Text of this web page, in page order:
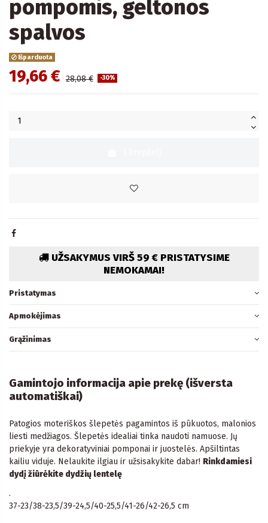
pompomis, geltonos
spalvos
Išparduota
19,66 € 28,08 € -30%
UŽSAKYMUS VIRŠ 59 € PRISTATYSIME
NEMOKAMAI!
Pristatymas
Apmokėjimas
Grąžinimas
Gamintojo informacija apie prekę (išversta
automatiškai)
Patogios moteriškos šlepetės pagamintos iš pūkuotos, malonios
liesti medžiagos. Šlepetės idealiai tinka naudoti namuose. Jų
priekyje yra dekoratyviniai pomponai ir juostelės. Apšiltintas
kailiu viduje. Nelaukite ilgiau ir užsisakykite dabar! Rinkdamiesi
dydį žiūrėkite dydžių lentelę
.
37-23/38-23,5/39-24,5/40-25,5/41-26/42-26,5 cm